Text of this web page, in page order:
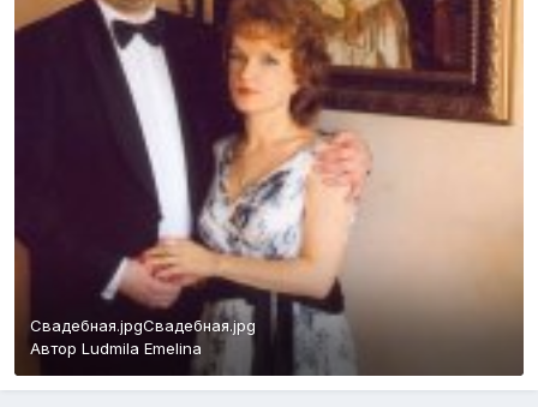
Свадебная.jpgСвадебная.jpg
Автор Ludmila Emelina